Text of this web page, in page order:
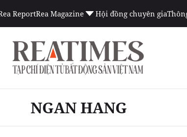
ReportRea Magazine Hội đồng chuyên gia
NGAN HANG